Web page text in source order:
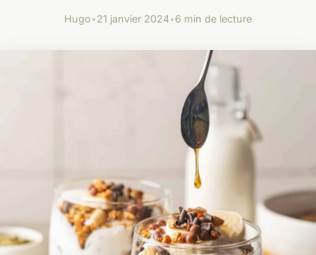
Hugo•21 janvier 2024•6 min de lecture